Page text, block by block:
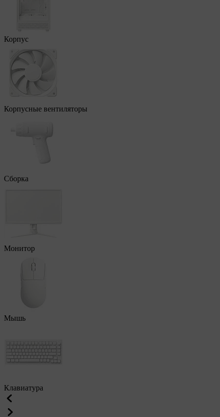
Корпус
Корпусные вентиляторы
Сборка
Монитор
Мышь
Клавиатура